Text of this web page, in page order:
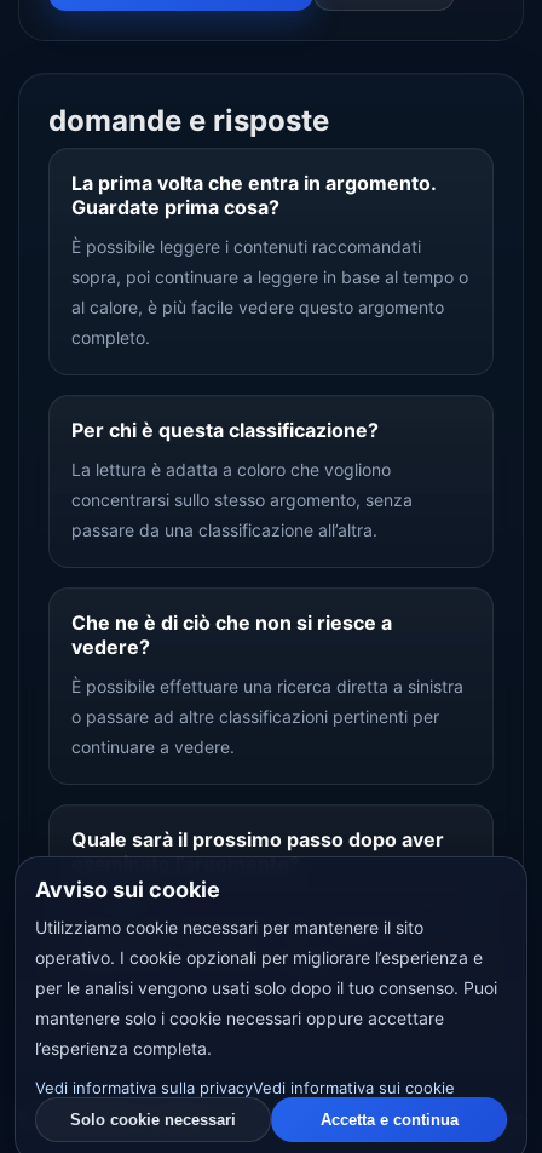
domande e risposte
La prima volta che entra in argomento.
Guardate prima cosa?
È possibile leggere i contenuti raccomandati
sopra, poi continuare a leggere in base al tempo o
al calore, è più facile vedere questo argomento
completo.
Per chi è questa classificazione?
La lettura è adatta a coloro che vogliono
concentrarsi sullo stesso argomento, senza
passare da una classificazione all’altra.
Che ne è di ciò che non si riesce a
vedere?
È possibile effettuare una ricerca diretta a sinistra
o passare ad altre classificazioni pertinenti per
continuare a vedere.
Quale sarà il prossimo passo dopo aver
esaminato l’argomento?
È possibile tornare al centro Documenti o passare
dall 'ingresso argomenti in alto a argomenti
adiacenti per continuare a leggere.
© 2026 GEXYRAL™ · Global Centro Documentazione
Avviso sui cookie
Utilizziamo cookie necessari per mantenere il sito
operativo. I cookie opzionali per migliorare l’esperienza e
per le analisi vengono usati solo dopo il tuo consenso. Puoi
mantenere solo i cookie necessari oppure accettare
l’esperienza completa.
Vedi informativa sulla privacyVedi informativa sui cookie
Solo cookie necessari Accetta e continua